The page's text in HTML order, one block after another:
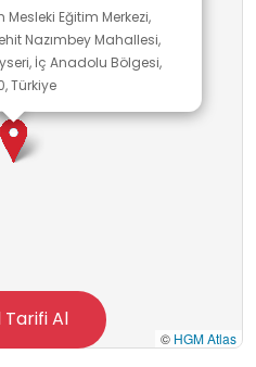
cepheye giderek
şehit düşmesi
Bu anlamlı
tarafından okul
sırasında gün yüzüne
bilincini yerinde
tarihsel
ve değerler eğitimi
Mesleki Eğitim Merkezi,
Nazımbey Mahallesi,
İç Anadolu Bölgesi,
Türkiye
© HGM Atlas
Tarifi Al